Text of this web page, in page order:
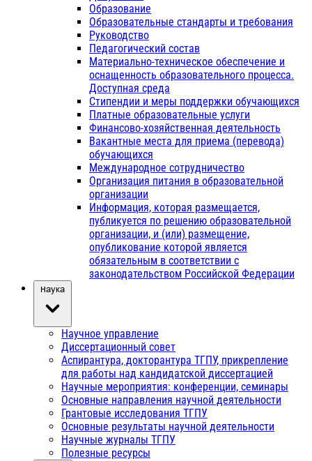
Образование
Образовательные стандарты и требования
Руководство
Педагогический состав
Материально-техническое обеспечение и
оснащенность образовательного процесса.
Доступная среда
Стипендии и меры поддержки обучающихся
Платные образовательные услуги
Финансово-хозяйственная деятельность
Вакантные места для приема (перевода)
обучающихся
Международное сотрудничество
Организация питания в образовательной
организации
Информация, которая размещается,
публикуется по решению образовательной
организации, и (или) размещение,
опубликование которой является
обязательным в соответствии с
законодательством Российской Федерации
Наука
Научное управление
Диссертационный совет
Аспирантура, докторантура ТГПУ, прикрепление
для работы над кандидатской диссертацией
Научные мероприятия: конференции, семинары
Основные направления научной деятельности
Грантовые исследования ТГПУ
Основные результаты научной деятельности
Научные журналы ТГПУ
Полезные ресурсы